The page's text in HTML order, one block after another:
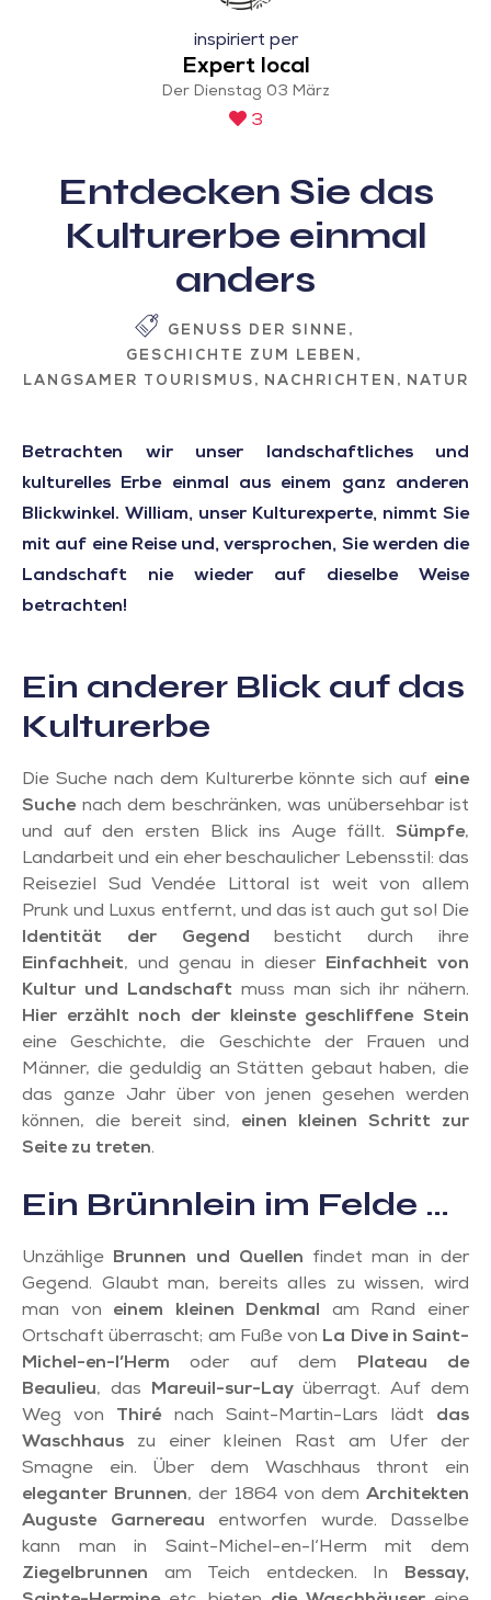
inspiriert per
Expert local
Der Dienstag 03 März
3
Entdecken Sie das
Kulturerbe einmal
anders
GENUSS DER SINNE
GESCHICHTE ZUM LEBEN
LANGSAMER TOURISMUS
NACHRICHTEN NATUR
Betrachten wir unser landschaftliches und
kulturelles Erbe einmal aus einem ganz anderen
Blickwinkel. William, unser Kulturexperte, nimmt Sie
mit auf eine Reise und, versprochen, Sie werden die
Landschaft nie wieder auf dieselbe Weise
betrachten!
Ein anderer Blick auf das
Kulturerbe
Die Suche nach dem Kulturerbe könnte sich auf eine
Suchenach dem beschränken, was unübersehbar ist
und auf den ersten Blick ins Auge fällt. Sümpfe,
Landarbeit und ein eher beschaulicher Lebensstil: das
Reiseziel Sud Vendée Littoral ist weit von allem
Prunk und Luxus entfernt, und das ist auch gut so! Die
Identität der Gegend besticht durch ihre
Einfachheit, und genau in dieser Einfachheit von
Kultur und Landschaft muss man sich ihr nähern.
Hier erzählt noch der kleinste geschliffene Stein
eine Geschichte, die Geschichte der Frauen und
Männer, die geduldig an Stätten gebaut haben, die
das ganze Jahr über von jenen gesehen werden
können, die bereit sind, einen kleinen Schritt zur
Seite zu treten.
Ein Brünnlein im Felde …
Unzählige Brunnen und Quellen findet man in der
Gegend. Glaubt man, bereits alles zu wissen, wird
man von einem kleinen Denkmal am Rand einer
Ortschaft überrascht; am Fuße von La Dive in Saint-
Michel-en-l’Herm oder auf dem Plateau de
Beaulieu, das Mareuil-sur-Layüberragt. Auf dem
Weg von
Thirénach Saint-Martin-Lars lädt das
Waschhaus zu einer kleinen Rast am Ufer der
Smagne ein. Über dem Waschhaus thront ein
eleganter Brunnen, der 1864 von demArchitekten
Auguste Garnereau entworfen wurde. Dasselbe
kann man in Saint-Michel-en-l‘Herm mit dem
Ziegelbrunnen am Teich entdecken. In Bessay,